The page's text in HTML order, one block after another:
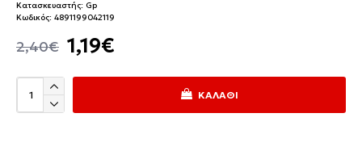
1,19€
2,40€
Κατασκευαστής: Gp
Κωδικός: 4891199042119
ΚΑΛΆΘΙ